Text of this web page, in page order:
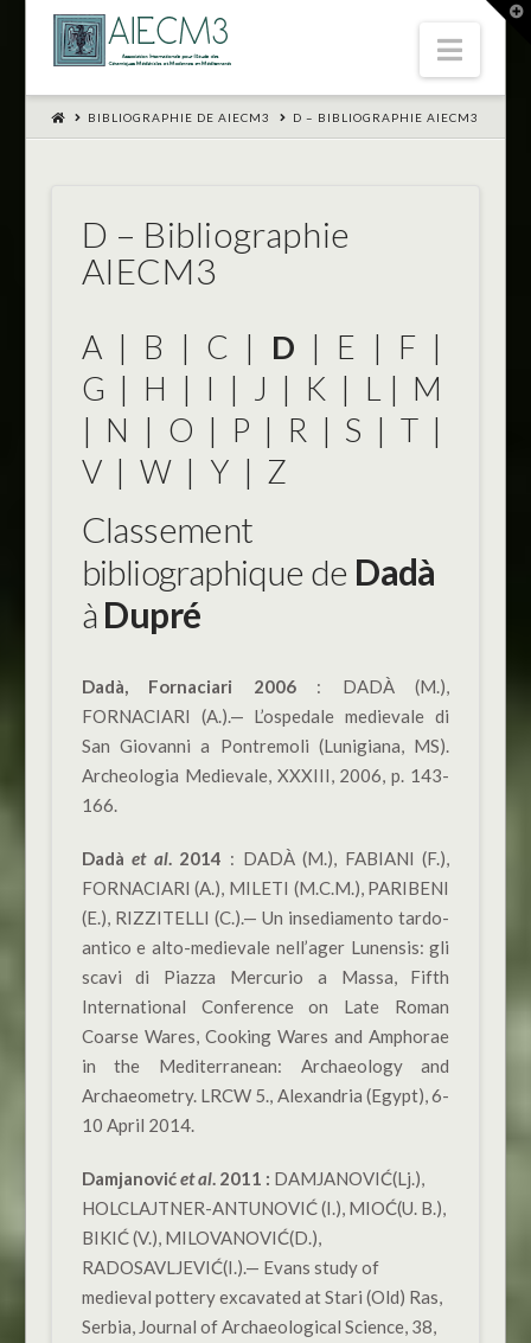
BIBLIOGRAPHIE DE AIECM3 D – BIBLIOGRAPHIE AIECM3
D – Bibliographie
AIECM3
A | B | C | D | E | F |
G | H | I | J | K | L | M
| N | O | P | R | S | T |
V | W | Y | Z
Classement
bibliographique de Dadà
àDupré
Dadà, Fornaciari 2006: DADÀ (M.),
FORNACIARI (A.).— L’ospedale medievale di
San Giovanni a Pontremoli (Lunigiana, MS).
Archeologia Medievale, XXXIII, 2006, p. 143-
166.
Dadàet al. 2014 : DADÀ (M.), FABIANI (F.),
FORNACIARI (A.), MILETI (M.C.M.), PARIBENI
(E.), RIZZITELLI (C.).— Un insediamento tardo-
antico e alto-medievale nell’ager Lunensis: gli
scavi di Piazza Mercurio a Massa, Fifth
International Conference on Late Roman
Coarse Wares, Cooking Wares and Amphorae
in the Mediterranean: Archaeology and
Archaeometry. LRCW 5., Alexandria (Egypt), 6-
10 April 2014.
Damjanovićet al. 2011 : DAMJANOVIĆ(Lj.),
HOLCLAJTNER-ANTUNOVIĆ (I.), MIOĆ(U. B.),
BIKIĆ (V.), MILOVANOVIĆ(D.),
RADOSAVLJEVIĆ(I.).— Evans study of
medieval pottery excavated at Stari (Old) Ras,
Serbia, Journal of Archaeological Science, 38,